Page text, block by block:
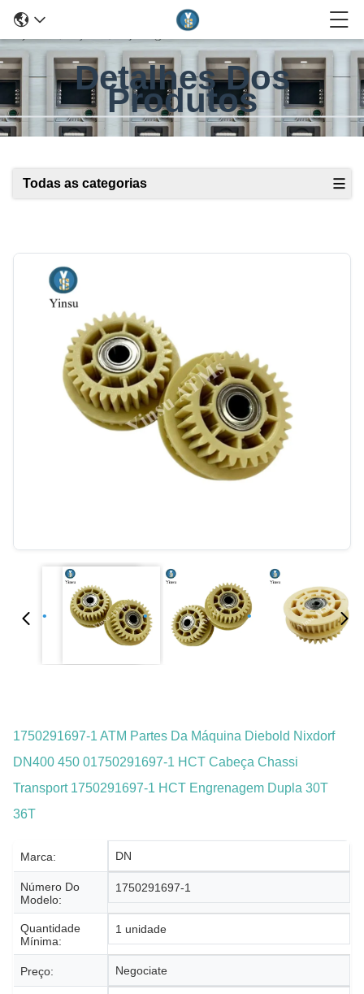
Detalhes Dos
Produtos
Todas as categorias
1750291697-1 ATM Partes Da Máquina Diebold Nixdorf
DN400 450 01750291697-1 HCT Cabeça Chassi
Transport 1750291697-1 HCT Engrenagem Dupla 30T
36T
Marca: DN
Número Do
Modelo:
1750291697-1
Quantidade
Mínima:
1 unidade
Preço: Negociate